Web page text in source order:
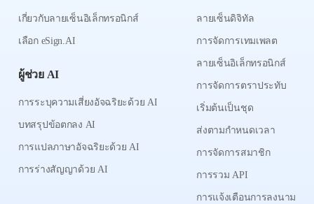
เกี่ยวกับลายเซ็นอิเล็กทรอนิกส์
เลือก eSign.AI
ผู้ช่วย AI
การระบุความเสี่ยงอัจฉริยะด้วย AI
บทสรุปข้อตกลง AI
การแปลภาษาอัจฉริยะด้วย AI
การร่างสัญญาด้วย AI
ลายเซ็นดิจิทัล
การจัดการเทมเพลต
ลายเซ็นอิเล็กทรอนิกส์
การจัดการตราประทับ
เริ่มต้นเป็นชุด
ส่งตามกำหนดเวลา
การจัดการสมาชิก
การรวม API
การแจ้งเตือนการลงนาม